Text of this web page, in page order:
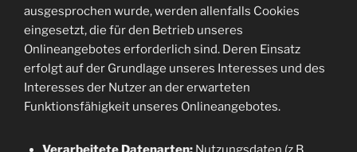
ausgesprochen wurde, werden allenfalls Cookies
eingesetzt, die für den Betrieb unseres
Onlineangebotes erforderlich sind. Deren Einsatz
erfolgt auf der Grundlage unseres Interesses und des
Interesses der Nutzer an der erwarteten
Funktionsfähigkeit unseres Onlineangebotes.